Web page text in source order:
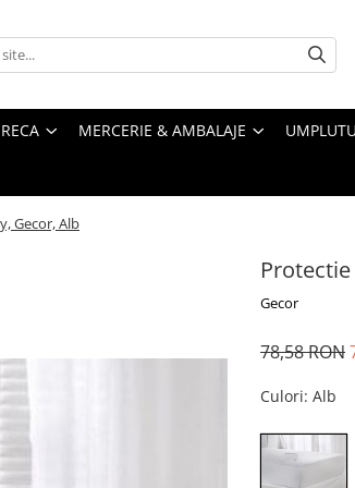
MERCERIE & AMBALAJE
Gecor, Alb
Gecor
78,58 RON
Culori: Alb